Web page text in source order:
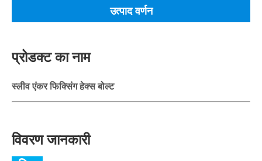
उत्पाद वर्णन
प्रोडक्ट का नाम
स्लीव एंकर फिक्सिंग हेक्स बोल्ट
विवरण जानकारी